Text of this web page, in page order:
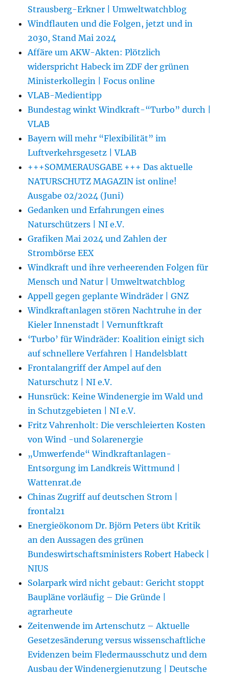
Strausberg-Erkner | Umweltwatchblog
Windflauten und die Folgen, jetzt und in
2030, Stand Mai 2024
Affäre um AKW-Akten: Plötzlich
widerspricht Habeck im ZDF der grünen
Ministerkollegin | Focus online
VLAB-Medientipp
Bundestag winkt Windkraft-“Turbo” durch |
VLAB
Bayern will mehr “Flexibilität” im
Luftverkehrsgesetz | VLAB
+++SOMMERAUSGABE +++ Das aktuelle
NATURSCHUTZ MAGAZIN ist online!
Ausgabe 02/2024 (Juni)
Gedanken und Erfahrungen eines
Naturschützers | NI e.V.
Grafiken Mai 2024 und Zahlen der
Strombörse EEX
Windkraft und ihre verheerenden Folgen für
Mensch und Natur | Umweltwatchblog
Appell gegen geplante Windräder | GNZ
Windkraftanlagen stören Nachtruhe in der
Kieler Innenstadt | Vernunftkraft
‘Turbo’ für Windräder: Koalition einigt sich
auf schnellere Verfahren | Handelsblatt
Frontalangriff der Ampel auf den
Naturschutz | NI e.V.
Hunsrück: Keine Windenergie im Wald und
in Schutzgebieten | NI e.V.
Fritz Vahrenholt: Die verschleierten Kosten
von Wind -und Solarenergie
„Umwerfende“ Windkraftanlagen-
Entsorgung im Landkreis Wittmund |
Wattenrat.de
Chinas Zugriff auf deutschen Strom |
frontal21
Energieökonom Dr. Björn Peters übt Kritik
an den Aussagen des grünen
Bundeswirtschaftsministers Robert Habeck |
NIUS
Solarpark wird nicht gebaut: Gericht stoppt
Baupläne vorläufig – Die Gründe |
agrarheute
Zeitenwende im Artenschutz – Aktuelle
Gesetzesänderung versus wissenschaftliche
Evidenzen beim Fledermausschutz und dem
Ausbau der Windenergienutzung | Deutsche